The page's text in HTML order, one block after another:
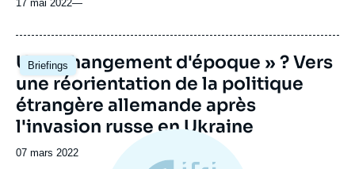
17 mai 2022—
Briefings
Image
principale
Un « changement d'époque » ? Vers
une réorientation de la politique
étrangère allemande après
l'invasion russe en Ukraine
Date
07 mars 2022